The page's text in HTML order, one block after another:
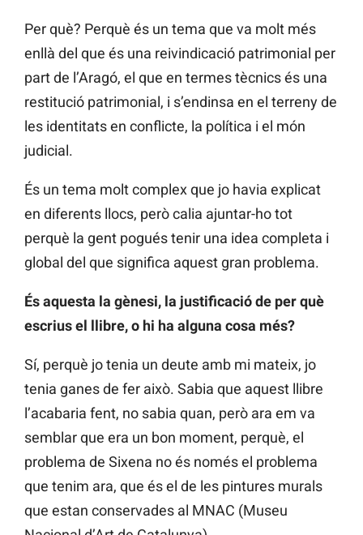
Per què? Perquè és un tema que va molt més
enllà del que és una reivindicació patrimonial per
part de l’Aragó, el que en termes tècnics és una
restitució patrimonial, i s’endinsa en el terreny de
les identitats en conflicte, la política i el món
judicial.
És un tema molt complex que jo havia explicat
en diferents llocs, però calia ajuntar-ho tot
perquè la gent pogués tenir una idea completa i
global del que significa aquest gran problema.
És aquesta la gènesi, la justificació de per què
escrius el llibre, o hi ha alguna cosa més?
Sí, perquè jo tenia un deute amb mi mateix, jo
tenia ganes de fer això. Sabia que aquest llibre
l’acabaria fent, no sabia quan, però ara em va
semblar que era un bon moment, perquè, el
problema de Sixena no és només el problema
que tenim ara, que és el de les pintures murals
que estan conservades al MNAC (Museu